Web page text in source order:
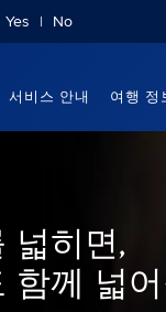
Yes | No
서비스 안내 여행 정
넓히면,
함께 넓